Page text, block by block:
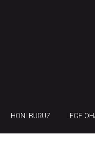
HONI BURUZ LEGE